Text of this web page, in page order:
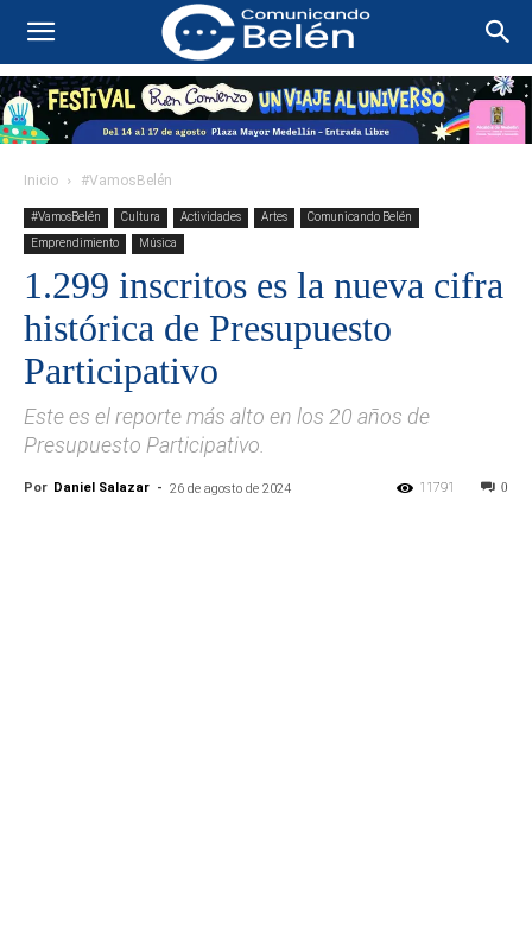
Inicio #VamosBelén
#VamosBelén Cultura Actividades Artes
Comunicando Belén
Emprendimiento
Música
1.299 inscritos es la nueva cifra
histórica de Presupuesto
Participativo
Este es el reporte más alto en los 20 años de
Presupuesto Participativo.
Por Daniel Salazar - 26 de agosto de 2024 0
11791